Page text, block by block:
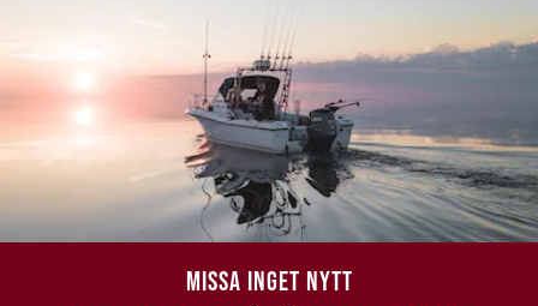
MISSA INGET NYTT